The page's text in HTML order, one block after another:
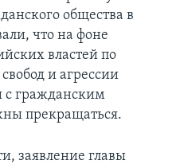
общества в
что на фоне
властей по
и агрессии
с гражданским
прекращаться.
заявление главы